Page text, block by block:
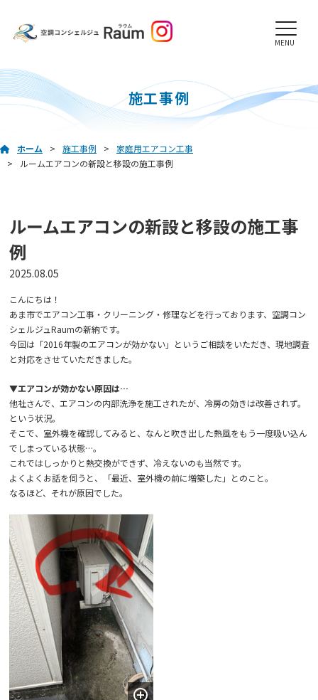
MENU
施工事例
ホーム 施工事例
家庭用エアコン工事
ルームエアコンの新設と移設の施工事例
ルームエアコンの新設と移設の施工事
例
2025.08.05
こんにちは！
あま市でエアコン工事・クリーニング・修理などを行っております、空調コン
シェルジュRaumの新納です。
今回は「2016年製のエアコンが効かない」というご相談をいただき、現地調査
と対応をさせていただきました。
▼エアコンが効かない原因は…
他社さんで、エアコンの内部洗浄を施工されたが、冷房の効きは改善されず。
という状況。
そこで、室外機を確認してみると、なんと吹き出した熱風をもう一度吸い込ん
でしまっている状態…。
これではしっかりと熱交換ができず、冷えないのも当然です。
よくよくお話を伺うと、「最近、室外機の前に増築した」とのこと。
なるほど、それが原因でした。